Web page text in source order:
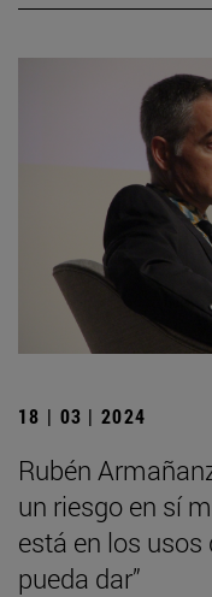
18 | 03 | 2024
Rubén
un riesgo en sí
está en los usos
pueda dar”